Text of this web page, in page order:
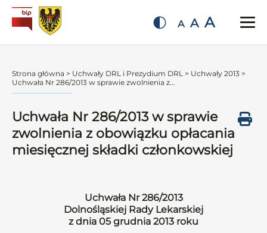
A A A
Strona główna > Uchwały DRL i Prezydium DRL > Uchwały 2013 >
Uchwała Nr 286/2013 w sprawie zwolnienia z...
Uchwała Nr 286/2013 w sprawie
zwolnienia z obowiązku opłacania
miesięcznej składki członkowskiej
Uchwała Nr 286/2013
Dolnośląskiej Rady Lekarskiej
z dnia 05 grudnia 2013 roku